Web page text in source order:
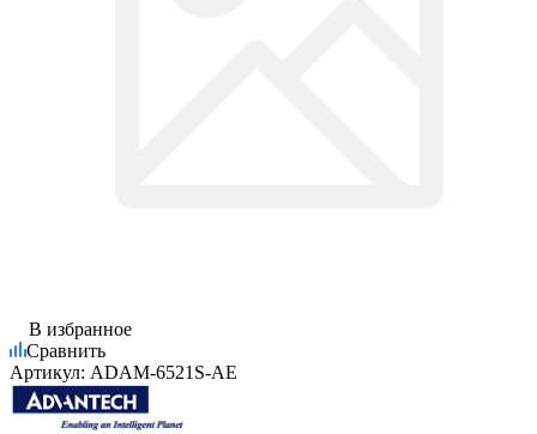
В избранное
Сравнить
Артикул: ADAM-6521S-AE